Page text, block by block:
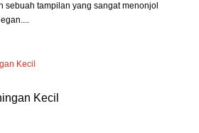
sebuah tampilan yang sangat menonjol
Kecil